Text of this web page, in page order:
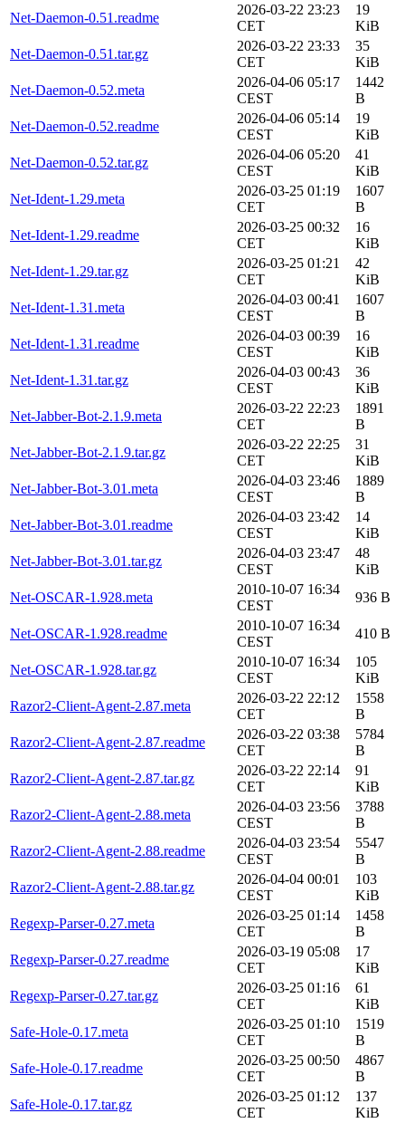
Net-Daemon-0.51.readme
2026-03-22 23:23
CET
19
KiB
Net-Daemon-0.51.tar.gz
2026-03-22 23:33
CET
35
KiB
Net-Daemon-0.52.meta
2026-04-06 05:17
CEST
1442
B
Net-Daemon-0.52.readme
2026-04-06 05:14
CEST
19
KiB
Net-Daemon-0.52.tar.gz
2026-04-06 05:20
CEST
41
KiB
Net-Ident-1.29.meta
2026-03-25 01:19
CET
1607
B
Net-Ident-1.29.readme
2026-03-25 00:32
CET
16
KiB
Net-Ident-1.29.tar.gz
2026-03-25 01:21
CET
42
KiB
Net-Ident-1.31.meta
2026-04-03 00:41
CEST
1607
B
Net-Ident-1.31.readme
2026-04-03 00:39
CEST
16
KiB
Net-Ident-1.31.tar.gz
2026-04-03 00:43
CEST
36
KiB
Net-Jabber-Bot-2.1.9.meta
2026-03-22 22:23
CET
1891
B
Net-Jabber-Bot-2.1.9.tar.gz
2026-03-22 22:25
CET
31
KiB
Net-Jabber-Bot-3.01.meta
2026-04-03 23:46
CEST
1889
B
Net-Jabber-Bot-3.01.readme
2026-04-03 23:42
CEST
14
KiB
Net-Jabber-Bot-3.01.tar.gz
2026-04-03 23:47
CEST
48
KiB
Net-OSCAR-1.928.meta
2010-10-07 16:34
CEST
936 B
Net-OSCAR-1.928.readme
2010-10-07 16:34
CEST
410 B
Net-OSCAR-1.928.tar.gz
2010-10-07 16:34
CEST
105
KiB
Razor2-Client-Agent-2.87.meta
2026-03-22 22:12
CET
1558
B
Razor2-Client-Agent-2.87.readme
2026-03-22 03:38
CET
5784
B
Razor2-Client-Agent-2.87.tar.gz
2026-03-22 22:14
CET
91
KiB
Razor2-Client-Agent-2.88.meta
2026-04-03 23:56
CEST
3788
B
Razor2-Client-Agent-2.88.readme
2026-04-03 23:54
CEST
5547
B
Razor2-Client-Agent-2.88.tar.gz
2026-04-04 00:01
CEST
103
KiB
Regexp-Parser-0.27.meta
2026-03-25 01:14
CET
1458
B
Regexp-Parser-0.27.readme
2026-03-19 05:08
CET
17
KiB
Regexp-Parser-0.27.tar.gz
2026-03-25 01:16
CET
61
KiB
Safe-Hole-0.17.meta
2026-03-25 01:10
CET
1519
B
Safe-Hole-0.17.readme
2026-03-25 00:50
CET
4867
B
Safe-Hole-0.17.tar.gz
2026-03-25 01:12
CET
137
KiB